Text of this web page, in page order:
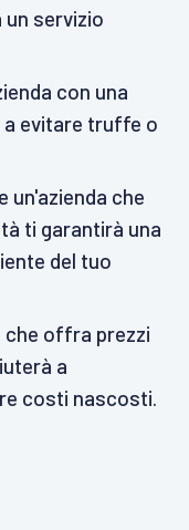
servizio
con una
a evitare truffe o
un'azienda che
ti garantirà una
del tuo
che offra prezzi
a
costi nascosti.